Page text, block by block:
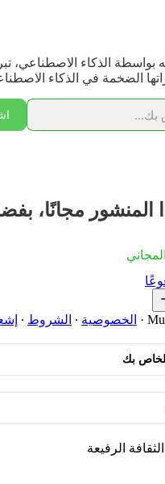
بواسطة الذكاء الاصطناعي،
المنشور مجانًا،
· الخصوصية ∙ الشروط ∙
الرفيعة